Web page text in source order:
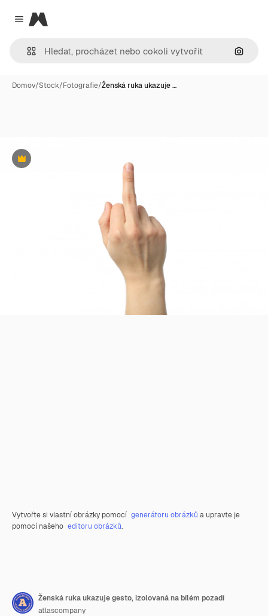
Close menu
Magnific
Hledat
Domov/Stock/Fotografie/Ženská ruka ukazuje …
Premium
Vytvořte si vlastní obrázky pomocí generátoru obrázků a upravte je
pomocí našeho editoru obrázků.
Ženská ruka ukazuje gesto, izolovaná na bílém pozadí
atlascompany